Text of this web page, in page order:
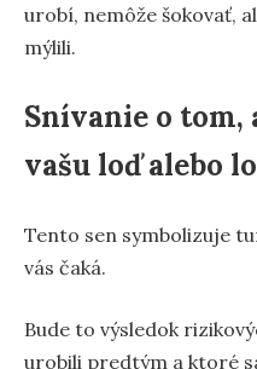
urobí, nemôže šokovať,
mýlili.
Snívanie o
vašu loď alebo
Tento sen symbolizuje
vás čaká.
Bude to výsledok
urobili predtým a ktoré